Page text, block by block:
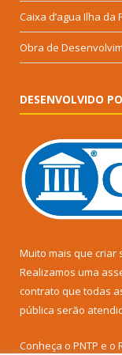
Caixa d’agua Ilha da
Obra de
DESENVOLVIDO
Muito mais que criar
Realizamos uma
contrato que todas
pública serão
Conheça o PNTP e o